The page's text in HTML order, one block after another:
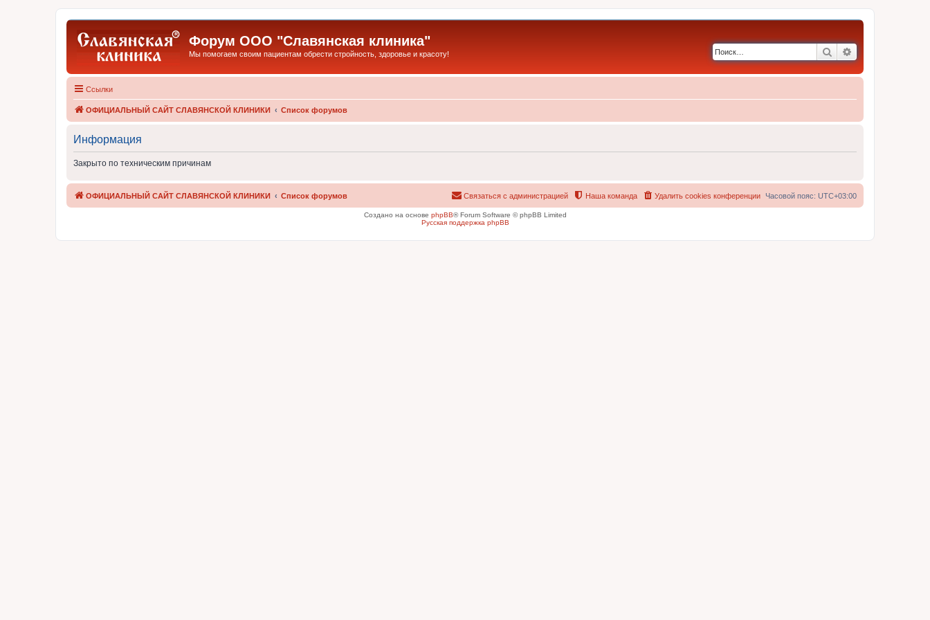
Форум ООО "Славянская клиника"
Мы помогаем своим пациентам обрести стройность, здоровье и красоту! Поиск
Ссылки
ОФИЦИАЛЬНЫЙ САЙТ СЛАВЯНСКОЙ КЛИНИКИ Список форумов
Информация
Закрыто по техническим причинам
ОФИЦИАЛЬНЫЙ САЙТ СЛАВЯНСКОЙ КЛИНИКИ Список форумов Часовой пояс: UTC+03:00
Удалить cookies конференции
Наша команда
Связаться с администрацией
Создано на основе phpBB® Forum Software © phpBB Limited
Русская поддержка phpBB